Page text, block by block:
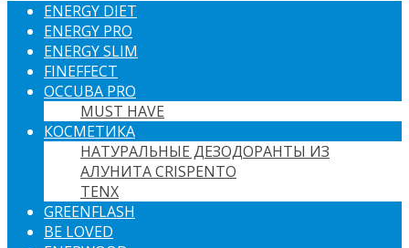
ENERGY DIET
ENERGY PRO
ENERGY SLIM
FINEFFECT
OCCUBA PRO
MUST HAVE
КОСМЕТИКА
НАТУРАЛЬНЫЕ ДЕЗОДОРАНТЫ ИЗ
АЛУНИТА CRISPENTO
TENX
GREENFLASH
BE LOVED